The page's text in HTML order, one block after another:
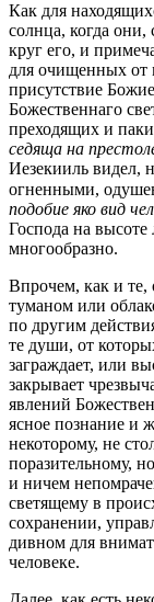
Как для
солнца, когда они,
круг его, и
для очищенных от
присутствие
Божественнаго
преходящих и
седяща на
Иезекииль видел,
огненными,
подобие яко вид
Господа на
многообразно.
Впрочем, как и те,
туманом или
по другим
те души, от
заграждает, или
закрывает
явлений
ясное познание и
некоторому, не
поразительному,
и ничем
светящему в
сохранении,
дивном для
человеке.